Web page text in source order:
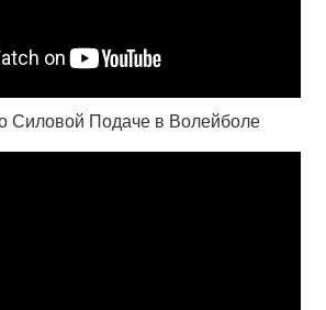
Силовой Подаче в Волейболе